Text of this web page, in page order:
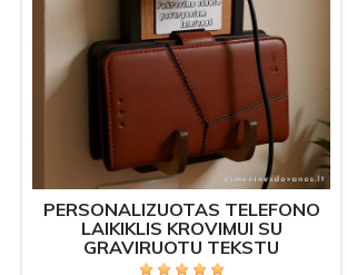
PERSONALIZUOTAS TELEFONO
LAIKIKLIS KROVIMUI SU
GRAVIRUOTU TEKSTU